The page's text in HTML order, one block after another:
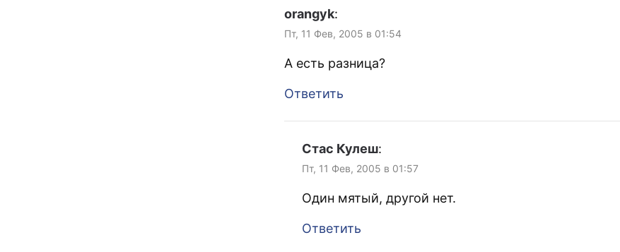
orangyk:
Пт, 11 Фев, 2005 в 01:54
А есть разница?
Ответить
Стас Кулеш:
Пт, 11 Фев, 2005 в 01:57
Один мятый, другой нет.
Ответить